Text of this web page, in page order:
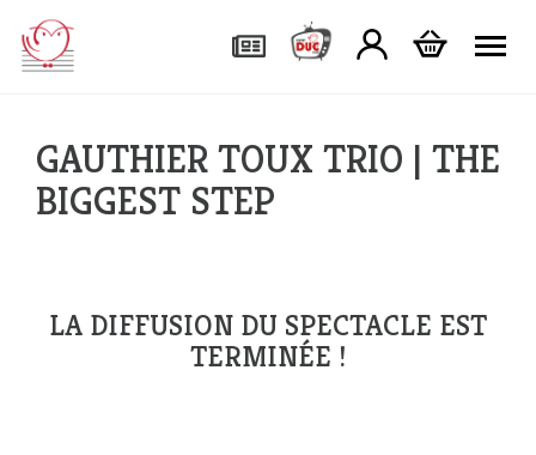
GAUTHIER TOUX TRIO | THE
BIGGEST STEP
LA DIFFUSION DU SPECTACLE EST
TERMINÉE !